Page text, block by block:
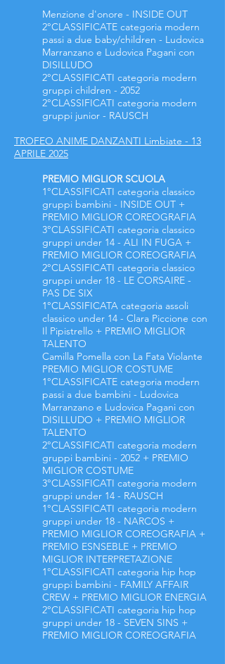
Menzione d'onore - INSIDE OUT
2°CLASSIFICATE categoria modern
passi a due baby/children - Ludovica
Marranzano e Ludovica Pagani con
DISILLUDO
2°CLASSIFICATI categoria modern
gruppi children - 2052
2°CLASSIFICATI categoria modern
gruppi junior - RAUSCH
TROFEO ANIME DANZANTI Limbiate - 13
APRILE 2025
PREMIO MIGLIOR SCUOLA
1°CLASSIFICATI categoria classico
gruppi bambini - INSIDE OUT +
PREMIO MIGLIOR COREOGRAFIA
3°CLASSIFICATI categoria classico
gruppi under 14 - ALI IN FUGA +
PREMIO MIGLIOR COREOGRAFIA
2°CLASSIFICATI categoria classico
gruppi under 18 - LE CORSAIRE -
PAS DE SIX
1°CLASSIFICATA categoria assoli
classico under 14 - Clara Piccione con
Il Pipistrello + PREMIO MIGLIOR
TALENTO
Camilla Pomella con La Fata Violante
PREMIO MIGLIOR COSTUME
1°CLASSIFICATE categoria modern
passi a due bambini - Ludovica
Marranzano e Ludovica Pagani con
DISILLUDO + PREMIO MIGLIOR
TALENTO
2°CLASSIFICATI categoria modern
gruppi bambini - 2052 + PREMIO
MIGLIOR COSTUME
3°CLASSIFICATI categoria modern
gruppi under 14 - RAUSCH
1°CLASSIFICATI categoria modern
gruppi under 18 - NARCOS +
PREMIO MIGLIOR COREOGRAFIA +
PREMIO ESNSEBLE + PREMIO
MIGLIOR INTERPRETAZIONE
1°CLASSIFICATI categoria hip hop
gruppi bambini - FAMILY AFFAIR
CREW + PREMIO MIGLIOR ENERGIA
2°CLASSIFICATI categoria hip hop
gruppi under 18 - SEVEN SINS +
PREMIO MIGLIOR COREOGRAFIA